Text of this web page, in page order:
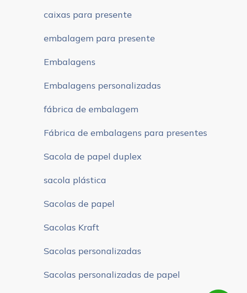
caixas para presente
embalagem para presente
Embalagens
Embalagens personalizadas
fábrica de embalagem
Fábrica de embalagens para presentes
Sacola de papel duplex
sacola plástica
Sacolas de papel
Sacolas Kraft
Sacolas personalizadas
Sacolas personalizadas de papel